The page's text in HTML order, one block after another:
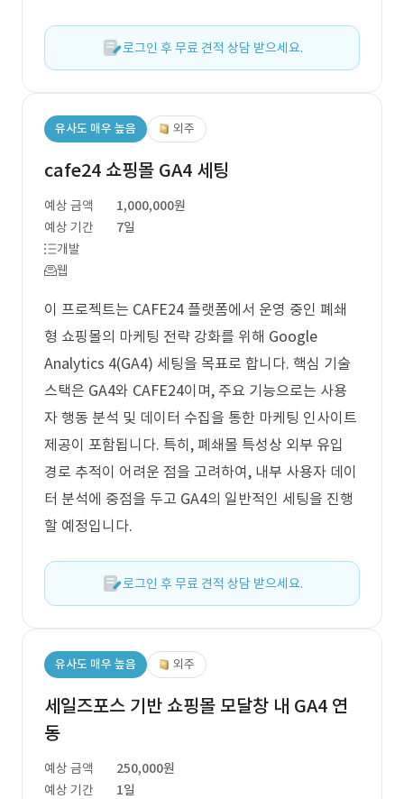
로그인 후 무료 견적 상담 받으세요.
유사도 매우 높음 외주
cafe24 쇼핑몰 GA4 세팅
예상 금액
1,000,000원
예상 기간
7일
개발
웹
이 프로젝트는 CAFE24 플랫폼에서 운영 중인 폐쇄
형 쇼핑몰의 마케팅 전략 강화를 위해 Google
Analytics 4(GA4) 세팅을 목표로 합니다. 핵심 기술
스택은 GA4와 CAFE24이며, 주요 기능으로는 사용
자 행동 분석 및 데이터 수집을 통한 마케팅 인사이트
제공이 포함됩니다. 특히, 폐쇄몰 특성상 외부 유입
경로 추적이 어려운 점을 고려하여, 내부 사용자 데이
터 분석에 중점을 두고 GA4의 일반적인 세팅을 진행
할 예정입니다.
로그인 후 무료 견적 상담 받으세요.
유사도 매우 높음 외주
세일즈포스 기반 쇼핑몰 모달창 내 GA4 연
동
예상 금액
250,000원
예상 기간
1일